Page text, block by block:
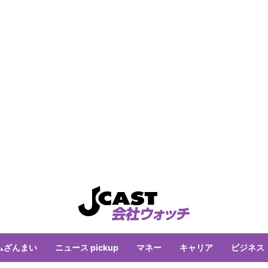
ざんまい ニュース pickup マネー キャリア ビジネス